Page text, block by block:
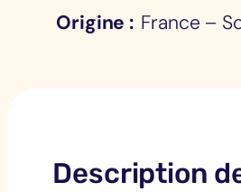
Origine
France –
Description